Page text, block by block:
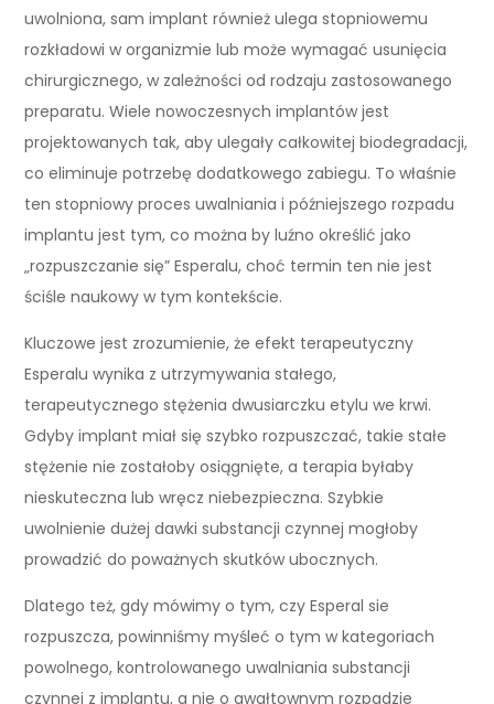
uwolniona, sam implant również ulega stopniowemu
rozkładowi w organizmie lub może wymagać usunięcia
chirurgicznego, w zależności od rodzaju zastosowanego
preparatu. Wiele nowoczesnych implantów jest
projektowanych tak, aby ulegały całkowitej biodegradacji,
co eliminuje potrzebę dodatkowego zabiegu. To właśnie
ten stopniowy proces uwalniania i późniejszego rozpadu
implantu jest tym, co można by luźno określić jako
„rozpuszczanie się” Esperalu, choć termin ten nie jest
ściśle naukowy w tym kontekście.
Kluczowe jest zrozumienie, że efekt terapeutyczny
Esperalu wynika z utrzymywania stałego,
terapeutycznego stężenia dwusiarczku etylu we krwi.
Gdyby implant miał się szybko rozpuszczać, takie stałe
stężenie nie zostałoby osiągnięte, a terapia byłaby
nieskuteczna lub wręcz niebezpieczna. Szybkie
uwolnienie dużej dawki substancji czynnej mogłoby
prowadzić do poważnych skutków ubocznych.
Dlatego też, gdy mówimy o tym, czy Esperal sie
rozpuszcza, powinniśmy myśleć o tym w kategoriach
powolnego, kontrolowanego uwalniania substancji
czynnej z implantu, a nie o gwałtownym rozpadzie